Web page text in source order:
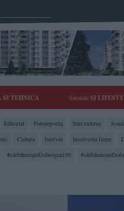
SI TEHNICA SanatateSI
Editorial Fotoreportaj Stiri externe
Cultura Interviu Insolventa firme
#sărbătoreşteDobrogea150